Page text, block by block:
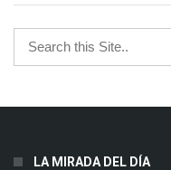
LA MIRADA DEL DÍA